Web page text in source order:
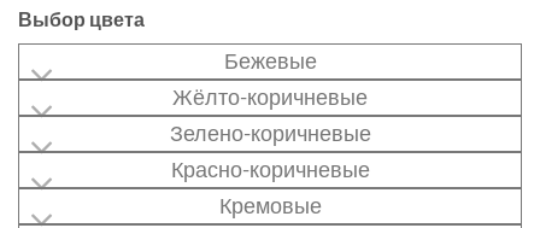
Выбор цвета
Бежевые
Жёлто-коричневые
Зелено-коричневые
Красно-коричневые
Кремовые